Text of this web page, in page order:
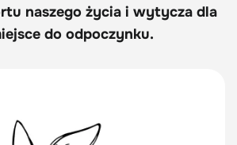
naszego życia i wytycza dla
do odpoczynku.